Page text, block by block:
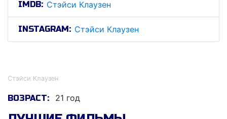
IMDB: Стэйси Клаузен
INSTAGRAM: Стэйси Клаузен
Стэйси Клаузен
ВОЗРАСТ: 21 год